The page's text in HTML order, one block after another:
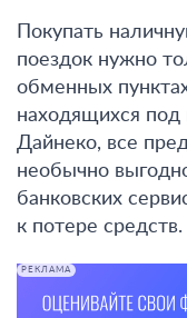
Покупать
поездок нужно
обменных
находящихся
Дайнеко, все
необычно
банковских
к потере средств.
РЕКЛАМА